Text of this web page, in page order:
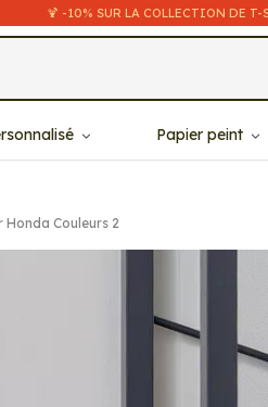
🍹 -10% SUR LA COLLECTION DE T-
Papier peint
Honda Couleurs 2